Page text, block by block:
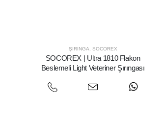
ŞIRINGA SOCOREX
SOCOREX | Ultra 1810 Flakon
Beslemeli Light Veteriner Şırıngası